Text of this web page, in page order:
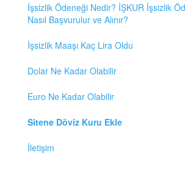
İşsizlik Ödeneği Nedir? İŞKUR İşsizlik
Nasıl Başvurulur ve Alınır?
İşsizlik Maaşı Kaç Lira Oldu
Dolar Ne Kadar Olabilir
Euro Ne Kadar Olabilir
Sitene Döviz Kuru Ekle
İletişim